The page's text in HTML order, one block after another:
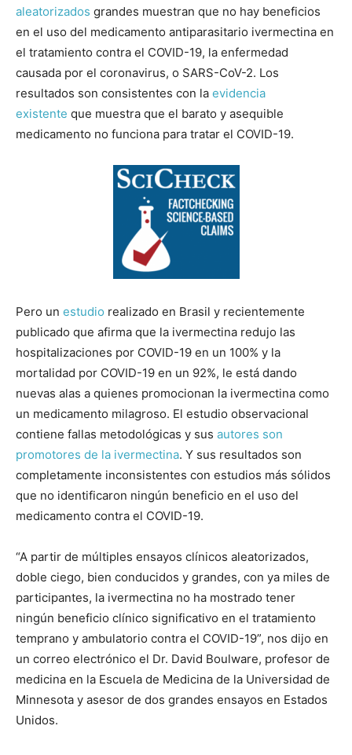
aleatorizados grandes muestran que no hay beneficios
en el uso del medicamento antiparasitario ivermectina en
el tratamiento contra el COVID-19, la enfermedad
causada por el coronavirus, o SARS-CoV-2. Los
resultados son consistentes con la evidencia
existente que muestra que el barato y asequible
medicamento no funciona para tratar el COVID-19.
Pero un estudio realizado en Brasil y recientemente
publicado que afirma que la ivermectina redujo las
hospitalizaciones por COVID-19 en un 100% y la
mortalidad por COVID-19 en un 92%, le está dando
nuevas alas a quienes promocionan la ivermectina como
un medicamento milagroso. El estudio observacional
contiene fallas metodológicas y sus autores son
promotores de la ivermectina. Y sus resultados son
completamente inconsistentes con estudios más sólidos
que no identificaron ningún beneficio en el uso del
medicamento contra el COVID-19.
“A partir de múltiples ensayos clínicos aleatorizados,
doble ciego, bien conducidos y grandes, con ya miles de
participantes, la ivermectina no ha mostrado tener
ningún beneficio clínico significativo en el tratamiento
temprano y ambulatorio contra el COVID-19”, nos dijo en
un correo electrónico el Dr. David Boulware, profesor de
medicina en la Escuela de Medicina de la Universidad de
Minnesota y asesor de dos grandes ensayos en Estados
Unidos.